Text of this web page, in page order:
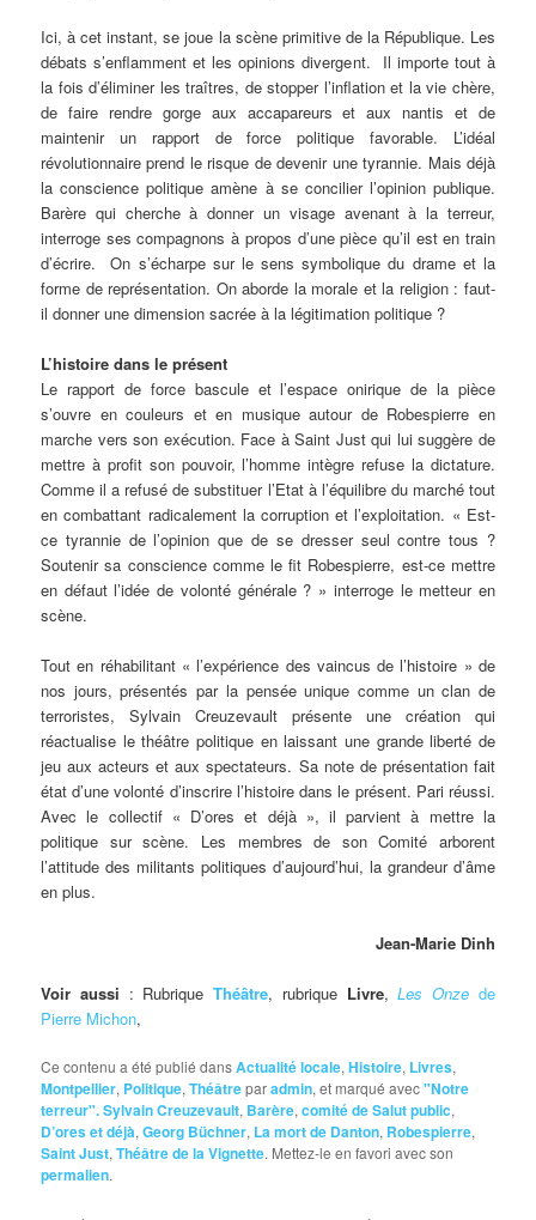
Ici, à cet instant, se joue la scène primitive de la République. Les
débats s’enflamment et les opinions divergent. Il importe tout à
la fois d’éliminer les traîtres, de stopper l’inflation et la vie chère,
de faire rendre gorge aux accapareurs et aux nantis et de
maintenir un rapport de force politique favorable. L’idéal
révolutionnaire prend le risque de devenir une tyrannie. Mais déjà
la conscience politique amène à se concilier l’opinion publique.
Barère qui cherche à donner un visage avenant à la terreur,
interroge ses compagnons à propos d’une pièce qu’il est en train
d’écrire. On s’écharpe sur le sens symbolique du drame et la
forme de représentation. On aborde la morale et la religion : faut-
il donner une dimension sacrée à la légitimation politique ?
L’histoire dans le présent
Le rapport de force bascule et l’espace onirique de la pièce
s’ouvre en couleurs et en musique autour de Robespierre en
marche vers son exécution. Face à Saint Just qui lui suggère de
mettre à profit son pouvoir, l’homme intègre refuse la dictature.
Comme il a refusé de substituer l’Etat à l’équilibre du marché tout
en combattant radicalement la corruption et l’exploitation. « Est-
ce tyrannie de l’opinion que de se dresser seul contre tous ?
Soutenir sa conscience comme le fit Robespierre, est-ce mettre
en défaut l’idée de volonté générale ? » interroge le metteur en
scène.
Tout en réhabilitant « l’expérience des vaincus de l’histoire » de
nos jours, présentés par la pensée unique comme un clan de
terroristes, Sylvain Creuzevault présente une création qui
réactualise le théâtre politique en laissant une grande liberté de
jeu aux acteurs et aux spectateurs. Sa note de présentation fait
état d’une volonté d’inscrire l’histoire dans le présent. Pari réussi.
Avec le collectif « D’ores et déjà », il parvient à mettre la
politique sur scène. Les membres de son Comité arborent
l’attitude des militants politiques d’aujourd’hui, la grandeur d’âme
en plus.
Jean-Marie Dinh
Voir aussi : Rubrique Théâtre, rubrique Livre,Les Onze de
Pierre Michon,
Ce contenu a été publié dansActualité locale,Histoire, Livres,
Montpellier, Politique,Théâtreparadmin, et marqué avec"Notre
terreur". Sylvain Creuzevault, Barère,comité de Salut public,
D’ores et déjà,Georg Büchner, La mort de Danton, Robespierre,
Saint Just,Théâtre de la Vignette. Mettez-le en favori avec son
permalien.